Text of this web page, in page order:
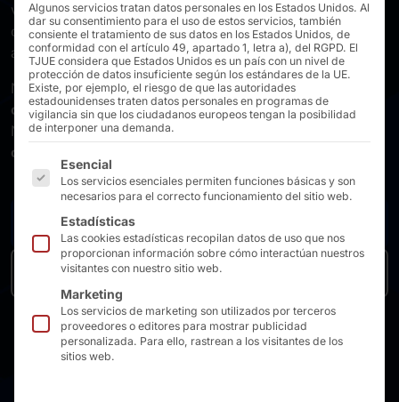
virtualización, bases de datos (en memoria), Big, CAD
como servicio, servicios de copia de seguridad y de
archivos, y aprendizaje automático…
Nuestros servidores AKHET® Essential en el
catálogo de Windows Server.
Nuestros servidores AKHET® Performance en el
catálogo de Azure Local Solutions.
Volver a Soluciones para PC y servidores
Algunos servicios tratan datos personales en los Estados Unidos. Al
dar su consentimiento para el uso de estos servicios, también
consiente el tratamiento de sus datos en los Estados Unidos, de
conformidad con el artículo 49, apartado 1, letra a), del RGPD. El
TJUE considera que Estados Unidos es un país con un nivel de
protección de datos insuficiente según los estándares de la UE.
Existe, por ejemplo, el riesgo de que las autoridades
estadounidenses traten datos personales en programas de
vigilancia sin que los ciudadanos europeos tengan la posibilidad
de interponer una demanda.
A continuación se enumeran los grupos de servicios
Esencial
Los servicios esenciales permiten funciones básicas y son
necesarios para el correcto funcionamiento del sitio web.
Estadísticas
Las cookies estadísticas recopilan datos de uso que nos
proporcionan información sobre cómo interactúan nuestros
visitantes con nuestro sitio web.
Marketing
Los servicios de marketing son utilizados por terceros
proveedores o editores para mostrar publicidad
personalizada. Para ello, rastrean a los visitantes de los
sitios web.